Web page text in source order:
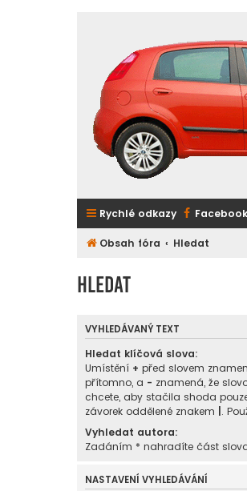
Rychlé odkazy
Obsah fóra Hledat
Hledat
VYHLEDÁVANÝ TEXT
Hledat klíčová slova:
Umístění + před slovem
přítomno, a - znamená, že
chcete, aby stačila shoda
závorek oddělené znakem .
Vyhledat autora:
Zadáním * nahradíte část
NASTAVENÍ VYHLEDÁVÁNÍ